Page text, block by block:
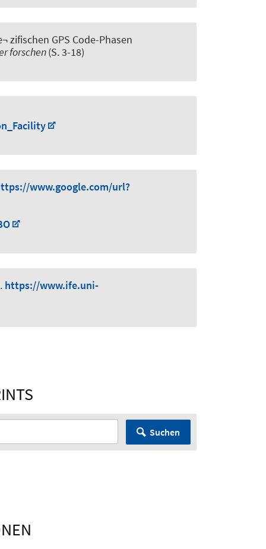
zifischen GPS Code-Phasen
forschen(S. 3-18)
www.google.com/url?
. https://www.ife.uni-
Suchen